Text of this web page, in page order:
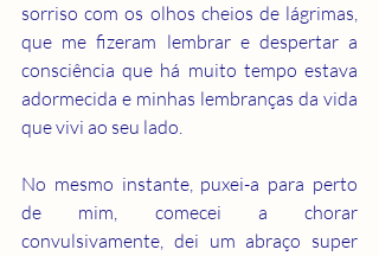
sorriso com os olhos cheios de lágrimas,
que me fizeram lembrar e despertar a
consciência que há muito tempo estava
adormecida e minhas lembranças da vida
que vivi ao seu lado.
No mesmo instante, puxei-a para perto
de mim, comecei a chorar
convulsivamente, dei um abraço super